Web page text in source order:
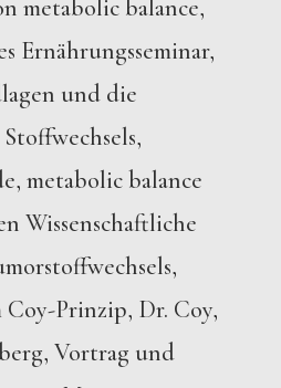
metabolic balance,
Ernährungsseminar,
und die
metabolic balance
Wissenschaftliche
Prinzip, Dr. Coy,
Vortrag und